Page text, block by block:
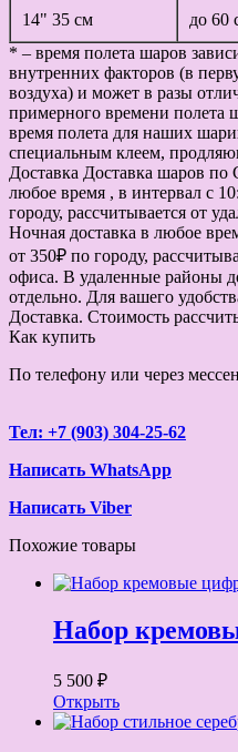
14" 35 см до 60
* – время полета шаров
внутренних факторов (в
воздуха) и может в разы
примерного времени полета
время полета для наших
специальным клеем,
Доставка Доставка шаров по
любое время , в интервал с
городу, рассчитывается от
Ночная доставка в любое
от 350₽ по городу,
офиса. В удаленные районы
отдельно. Для вашего
Доставка. Стоимость
Как купить
По телефону или через
Тел: +7 (903) 304-25-62
Написать WhatsApp
Написать Viber
Похожие товары
Набор
5 500 ₽
Открыть